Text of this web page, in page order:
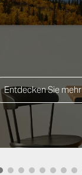
Entdecken Sie mehr